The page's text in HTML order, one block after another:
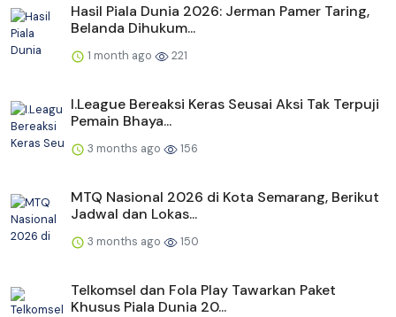
Hasil Piala Dunia 2026: Jerman Pamer Taring,
Belanda Dihukum...
1 month ago 221
I.League Bereaksi Keras Seusai Aksi Tak Terpuji
Pemain Bhaya...
3 months ago 156
MTQ Nasional 2026 di Kota Semarang, Berikut
Jadwal dan Lokas...
3 months ago 150
Telkomsel dan Fola Play Tawarkan Paket
Khusus Piala Dunia 20...